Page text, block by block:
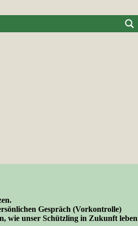
Gespräch (Vorkontrolle)
wie unser Schützling in Zukunft leben